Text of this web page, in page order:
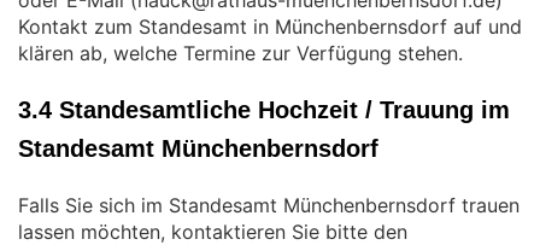
Kontakt zum Standesamt in Münchenbernsdorf auf und
klären ab, welche Termine zur Verfügung stehen.
3.4 Standesamtliche Hochzeit / Trauung im
Standesamt Münchenbernsdorf
Falls Sie sich im Standesamt Münchenbernsdorf trauen
lassen möchten, kontaktieren Sie bitte den